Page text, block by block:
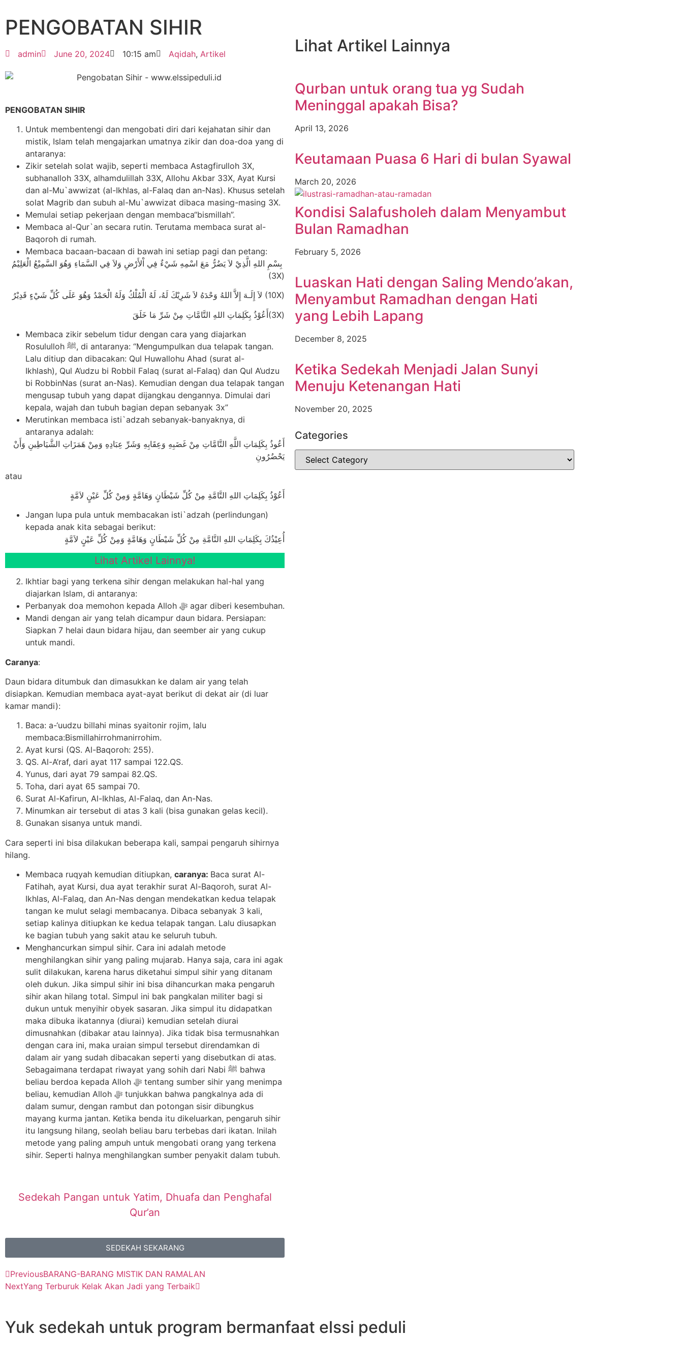
PENGOBATAN SIHIR
admin June 20, 2024 10:15 am Aqidah, Artikel
PENGOBATAN SIHIR
Untuk membentengi dan mengobati diri dari kejahatan sihir dan
mistik, Islam telah mengajarkan umatnya zikir dan doa-doa yang di
antaranya:
Zikir setelah solat wajib, seperti membaca Astagfirulloh 3X,
subhanalloh 33X, alhamdulillah 33X, Allohu Akbar 33X, Ayat Kursi
dan al-Mu`awwizat (al-Ikhlas, al-Falaq dan an-Nas). Khusus setelah
solat Magrib dan subuh al-Mu`awwizat dibaca masing-masing 3X.
Memulai setiap pekerjaan dengan membaca“bismillah”.
Membaca al-Qur`an secara rutin. Terutama membaca surat al-
Baqoroh di rumah.
Membaca bacaan-bacaan di bawah ini setiap pagi dan petang:
بِسْمِ اللهِ الَّذِيْ لاَ يَضُرُّ مَعَ اسْمِهِ شَيْءٌ فِي اْلأَرْضِ وَلاَ فِي السَّمَاءِ وَهُوَ السَّمِيْعُ الْعَلِيْمُ
(3X)
لاَ إِلَـهَ إِلاَّ اللهُ وَحْدَهُ لاَ شَرِيْكَ لَهُ، لَهُ الْمُلْكُ وَلَهُ الْحَمْدُ وَهُوَ عَلَى كُلِّ شَيْءٍ قَدِيْرُ (10X)
أَعُوْذُ بِكَلِمَاتِ اللهِ التَّامَّاتِ مِنْ شَرِّ مَا خَلَقَ(3X)
Membaca zikir sebelum tidur dengan cara yang diajarkan
Rosululloh ﷺ, di antaranya: “Mengumpulkan dua telapak tangan.
Lalu ditiup dan dibacakan: Qul Huwallohu Ahad (surat al-
Ikhlash), Qul A’udzu bi Robbil Falaq (surat al-Falaq) dan Qul A’udzu
bi RobbinNas (surat an-Nas). Kemudian dengan dua telapak tangan
mengusap tubuh yang dapat dijangkau dengannya. Dimulai dari
kepala, wajah dan tubuh bagian depan sebanyak 3x”
Merutinkan membaca isti`adzah sebanyak-banyaknya, di
antaranya adalah:
يَحْضُرُونِ
atau
أَعُوْذُ بِكَلِمَاتِ اللهِ التَّامَّةِ مِنْ كُلِّ شَيْطَانٍ وَهَامَّةٍ وَمِنْ كُلِّ عَيْنٍ لاَمَّةٍ
Jangan lupa pula untuk membacakan isti`adzah (perlindungan)
kepada anak kita sebagai berikut:
أُعِيْذُكَ بِكَلِمَاتِ اللهِ التَّامَّةِ مِنْ كُلِّ شَيْطَانٍ وَهَامَّةٍ وَمِنْ كُلِّ عَيْنٍ لاَمَّةٍ
Lihat Artikel Lainnya!
Ikhtiar bagi yang terkena sihir dengan melakukan hal-hal yang
diajarkan Islam, di antaranya:
Perbanyak doa memohon kepada Alloh ﷻ agar diberi kesembuhan.
Mandi dengan air yang telah dicampur daun bidara. Persiapan:
Siapkan 7 helai daun bidara hijau, dan seember air yang cukup
untuk mandi.
Caranya:
Daun bidara ditumbuk dan dimasukkan ke dalam air yang telah
disiapkan. Kemudian membaca ayat-ayat berikut di dekat air (di luar
kamar mandi):
Baca: a-‘uudzu billahi minas syaitonir rojim, lalu
membaca:Bismillahirrohmanirrohim.
Ayat kursi (QS. Al-Baqoroh: 255).
QS. Al-A’raf, dari ayat 117 sampai 122.QS.
Yunus, dari ayat 79 sampai 82.QS.
Toha, dari ayat 65 sampai 70.
Surat Al-Kafirun, Al-Ikhlas, Al-Falaq, dan An-Nas.
Minumkan air tersebut di atas 3 kali (bisa gunakan gelas kecil).
Gunakan sisanya untuk mandi.
Cara seperti ini bisa dilakukan beberapa kali, sampai pengaruh sihirnya
hilang.
Membaca ruqyah kemudian ditiupkan, caranya: Baca surat Al-
Fatihah, ayat Kursi, dua ayat terakhir surat Al-Baqoroh, surat Al-
Ikhlas, Al-Falaq, dan An-Nas dengan mendekatkan kedua telapak
tangan ke mulut selagi membacanya. Dibaca sebanyak 3 kali,
setiap kalinya ditiupkan ke kedua telapak tangan. Lalu diusapkan
ke bagian tubuh yang sakit atau ke seluruh tubuh.
Menghancurkan simpul sihir. Cara ini adalah metode
menghilangkan sihir yang paling mujarab. Hanya saja, cara ini agak
sulit dilakukan, karena harus diketahui simpul sihir yang ditanam
oleh dukun. Jika simpul sihir ini bisa dihancurkan maka pengaruh
sihir akan hilang total. Simpul ini bak pangkalan militer bagi si
dukun untuk menyihir obyek sasaran. Jika simpul itu didapatkan
maka dibuka ikatannya (diurai) kemudian setelah diurai
dimusnahkan (dibakar atau lainnya). Jika tidak bisa termusnahkan
dengan cara ini, maka uraian simpul tersebut direndamkan di
dalam air yang sudah dibacakan seperti yang disebutkan di atas.
Sebagaimana terdapat riwayat yang sohih dari Nabi ﷺ bahwa
beliau berdoa kepada Alloh ﷻ tentang sumber sihir yang menimpa
beliau, kemudian Alloh ﷻ tunjukkan bahwa pangkalnya ada di
dalam sumur, dengan rambut dan potongan sisir dibungkus
mayang kurma jantan. Ketika benda itu dikeluarkan, pengaruh sihir
itu langsung hilang, seolah beliau baru terbebas dari ikatan. Inilah
metode yang paling ampuh untuk mengobati orang yang terkena
sihir. Seperti halnya menghilangkan sumber penyakit dalam tubuh.
Sedekah Pangan untuk Yatim, Dhuafa dan Penghafal
Qur’an
SEDEKAH SEKARANG
PreviousBARANG-BARANG MISTIK DAN RAMALAN
NextYang Terburuk Kelak Akan Jadi yang Terbaik
Lihat Artikel Lainnya
Qurban untuk orang tua yg Sudah
Meninggal apakah Bisa?
April 13, 2026
Keutamaan Puasa 6 Hari di bulan Syawal
March 20, 2026
Kondisi Salafusholeh dalam Menyambut
Bulan Ramadhan
February 5, 2026
Luaskan Hati dengan Saling Mendo’akan,
Menyambut Ramadhan dengan Hati
yang Lebih Lapang
December 8, 2025
Ketika Sedekah Menjadi Jalan Sunyi
Menuju Ketenangan Hati
November 20, 2025
Categories
Yuk sedekah untuk program bermanfaat elssi peduli